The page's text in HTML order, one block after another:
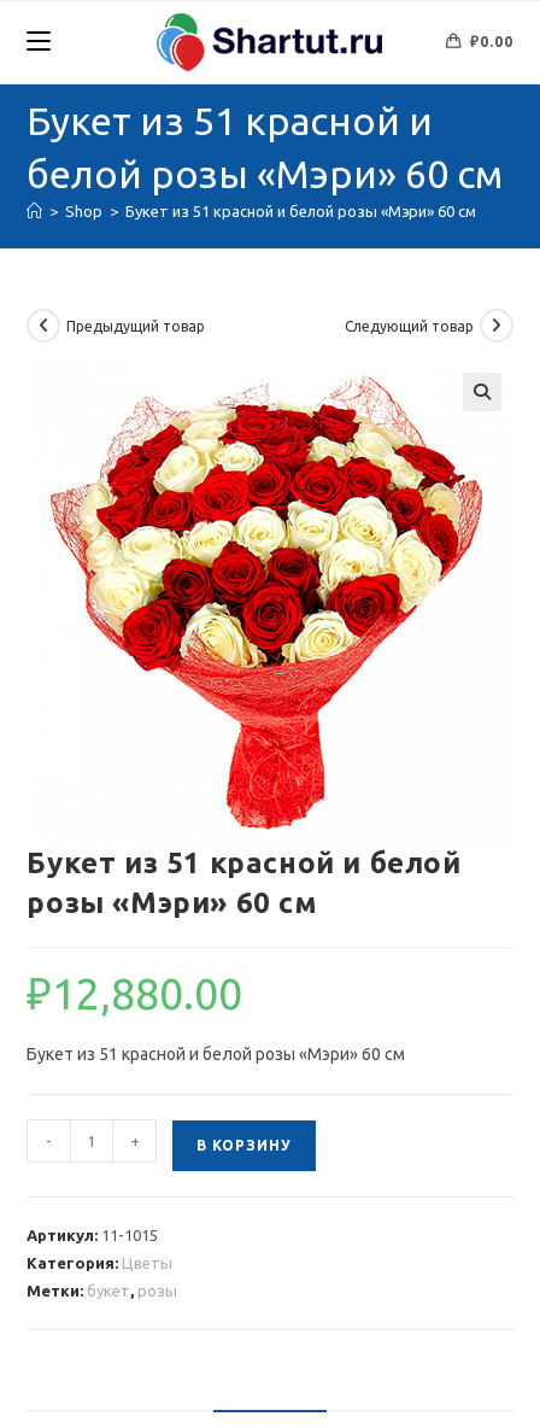
₽0.00
Букет из 51 красной и
белой розы «Мэри» 60 см
> Shop > Букет из 51 красной и белой розы «Мэри» 60 см
Предыдущий товар Следующий товар
Букет из 51 красной и белой
розы «Мэри» 60 см
₽12,880.00
Букет из 51 красной и белой розы «Мэри» 60 см
Количество
товара
красной
- + В КОРЗИНУ
Артикул: 11-1015
Категория: Цветы
Метки: букет, розы